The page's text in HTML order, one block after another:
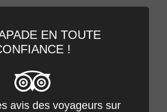
EN TOUTE
!
avis des voyageurs sur